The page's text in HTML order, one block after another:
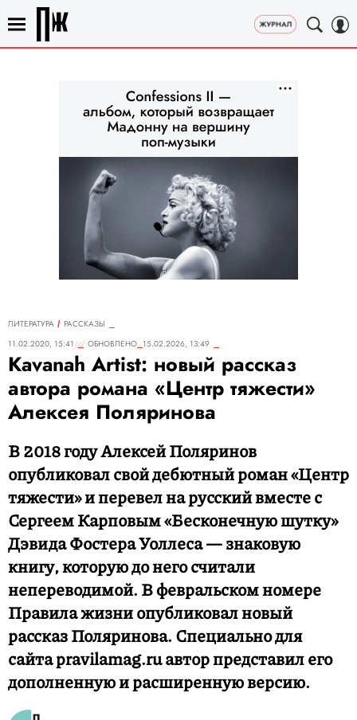
ЛИТЕРАТУРА
РАССКАЗЫ
11.02.2020, 15:41
ОБНОВЛЕНО 15.02.2026, 13:49
Kavanah Artist: новый рассказ
автора романа «Центр тяжести»
Алексея Поляринова
В 2018 году Алексей Поляринов
опубликовал свой дебютный роман «Центр
тяжести» и перевел на русский вместе с
Сергеем Карповым «Бесконечную шутку»
Дэвида Фостера Уоллеса — знаковую
книгу, которую до него считали
непереводимой. В февральском номере
Правила жизни опубликовал новый
рассказ Поляринова. Специально для
сайта pravilamag.ru автор представил его
дополненную и расширенную версию.